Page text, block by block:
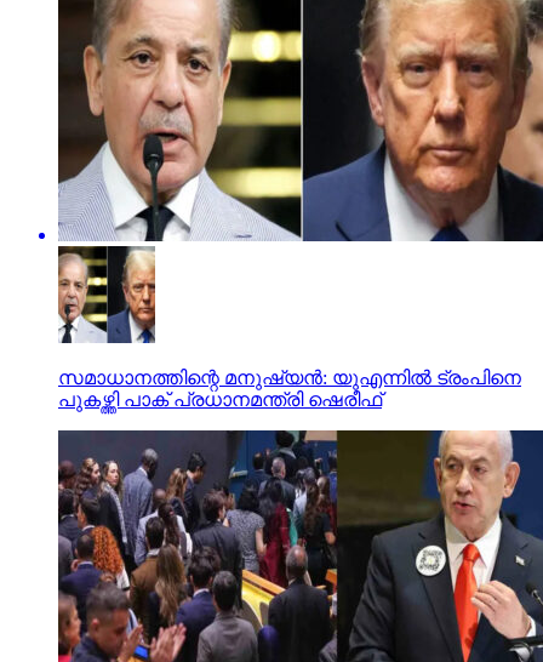
സമാധാനത്തിന്റെ മനുഷ്യന്‍: യുഎന്നില്‍ ട്രംപിനെ
പുകഴ്ത്തി പാക് പ്രധാനമന്ത്രി ഷെരീഫ്